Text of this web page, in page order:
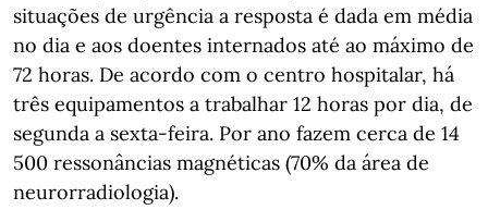
situações de urgência a resposta é dada em média
no dia e aos doentes internados até ao máximo de
72 horas. De acordo com o centro hospitalar, há
três equipamentos a trabalhar 12 horas por dia, de
segunda a sexta-feira. Por ano fazem cerca de 14
500 ressonâncias magnéticas (70% da área de
neurorradiologia).